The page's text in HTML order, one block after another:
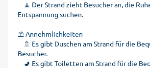
🧘 Der Strand zieht Besucher an, die
Entspannung suchen.
⛱️ Annehmlichkeiten
🚿 Es gibt Duschen am Strand für die
Besucher.
🚽 Es gibt Toiletten am Strand für die